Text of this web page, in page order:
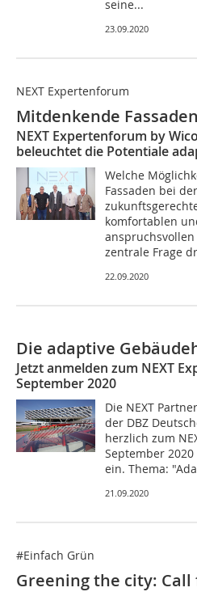
seine...
23.09.2020
NEXT Expertenforum
Mitdenkende Fassaden
NEXT Expertenforum by
beleuchtet die Potentiale
Welche
Fassaden bei
komfortablen
anspruchsvollen
zentrale Frage
22.09.2020
Die adaptive
Jetzt anmelden zum NEXT
September 2020
Die NEXT
der DBZ
herzlich zum
September
ein. Thema:
21.09.2020
#Einfach Grün
Greening the city: